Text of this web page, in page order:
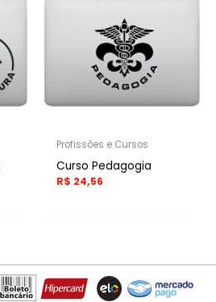
Profissões e Cursos
Curso Pedagogia
R$ 24,56